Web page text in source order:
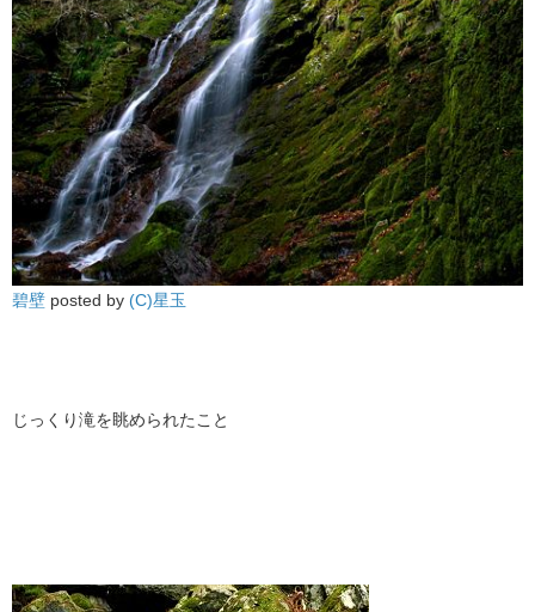
碧壁 posted by (C)星玉
じっくり滝を眺められたこと